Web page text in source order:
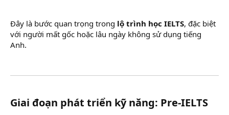
Đây là bước quan trọng trong lộ trình học IELTS, đặc biệt
với người mất gốc hoặc lâu ngày không sử dụng tiếng
Anh.
Giai đoạn phát triển kỹ năng: Pre-IELTS​